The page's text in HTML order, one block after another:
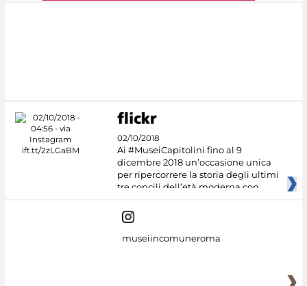
02/10/2018
Ai #MuseiCapitolini fino al 9
dicembre 2018 un’occasione unica
per ripercorrere la storia degli ultimi
tre concili dell’età moderna con
museiincomuneroma